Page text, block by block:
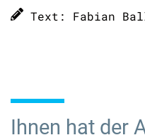
Text: Fabian
Ihnen hat der